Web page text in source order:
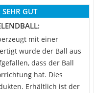
SEHR GUT
mit einer
wurde der Ball aus
dass der Ball
hat. Dies
Erhältlich ist der